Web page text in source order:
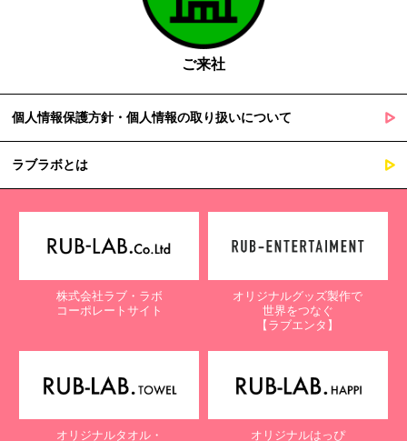
ご来社
個人情報保護方針・個人情報の取り扱いについて
ラブラボとは
株式会社ラブ・ラボ
コーポレートサイト
オリジナルグッズ製作で
世界をつなぐ
【ラブエンタ】
オリジナルタオル・ オリジナルはっぴ